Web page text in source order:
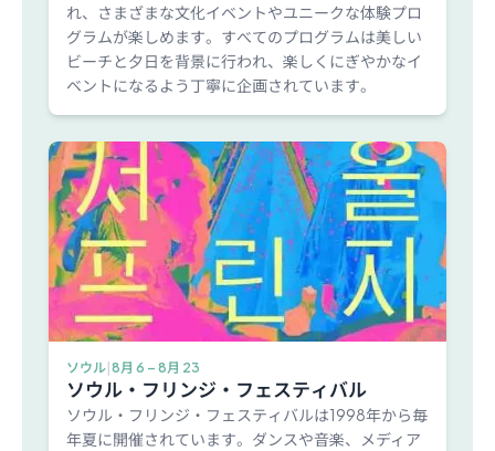
れ、さまざまな文化イベントやユニークな体験プロ
グラムが楽しめます。すべてのプログラムは美しい
ビーチと夕日を背景に行われ、楽しくにぎやかなイ
ベントになるよう丁寧に企画されています。
ソウル 8月 6 – 8月 23
ソウル・フリンジ・フェスティバル
ソウル・フリンジ・フェスティバルは1998年から毎
年夏に開催されています。ダンスや音楽、メディア